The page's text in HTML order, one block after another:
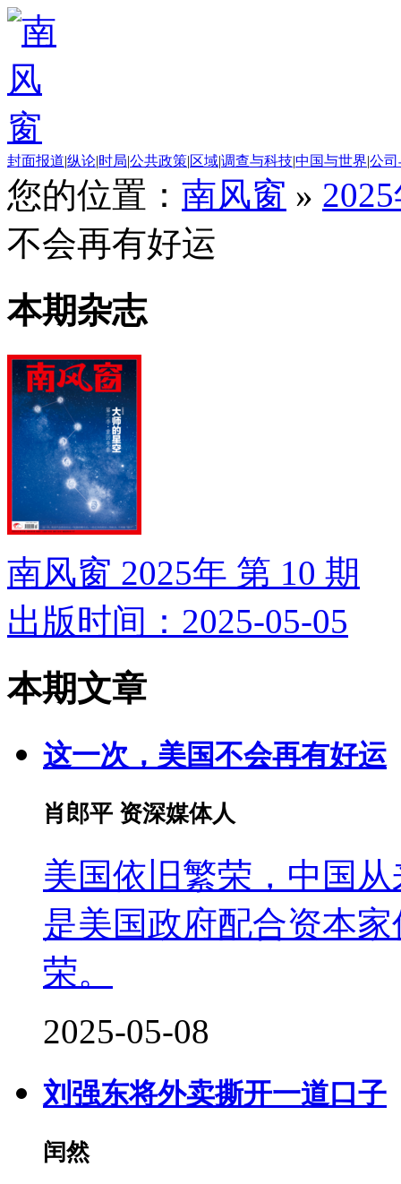
封面报道|纵论|时局|公共政策|区域|调查与科技|中国与世界|公
您的位置： 南风窗 »
不会再有好运
本期杂志
南风窗 2025年 第 10 期
出版时间：2025-05-05
本期文章
这一次，美国不会再有好运
肖郎平 资深媒体人
美国依旧繁荣，中国
是美国政府配合资本
荣。
2025-05-08
刘强东将外卖撕开一道口子
闰然